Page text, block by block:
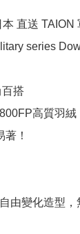
直送 TAION
series
搭
高質羽
！
由變化造型